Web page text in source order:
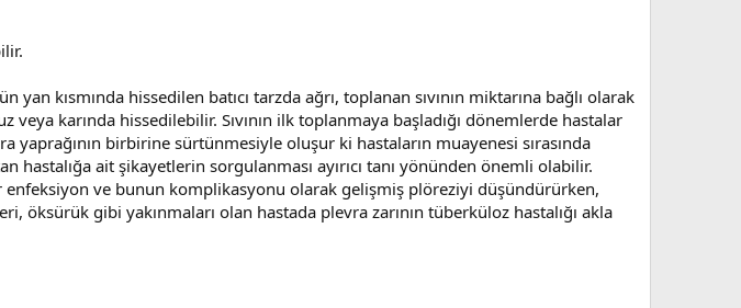
kısmında hissedilen batıcı tarzda ağrı, toplanan sıvının miktarına bağlı olarak
karında hissedilebilir. Sıvının ilk toplanmaya başladığı dönemlerde hastalar
yaprağının birbirine sürtünmesiyle oluşur ki hastaların muayenesi sırasında
hastalığa ait şikayetlerin sorgulanması ayırıcı tanı yönünden önemli olabilir.
ve bunun komplikasyonu olarak gelişmiş plöreziyi düşündürürken,
öksürük gibi yakınmaları olan hastada plevra zarının tüberküloz hastalığı akla